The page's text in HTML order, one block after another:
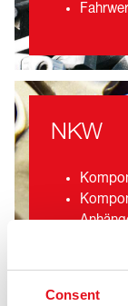
Consent
NKW